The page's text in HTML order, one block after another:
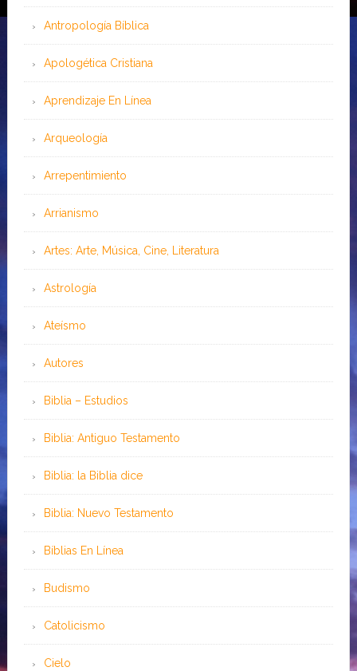
Antropología Bíblica
Apologética Cristiana
Aprendizaje En Línea
Arqueología
Arrepentimiento
Arrianismo
Artes: Arte, Música, Cine, Literatura
Astrología
Ateísmo
Autores
Biblia – Estudios
Biblia: Antiguo Testamento
Biblia: la Biblia dice
Biblia: Nuevo Testamento
Bíblias En Línea
Budismo
Catolicismo
Cielo